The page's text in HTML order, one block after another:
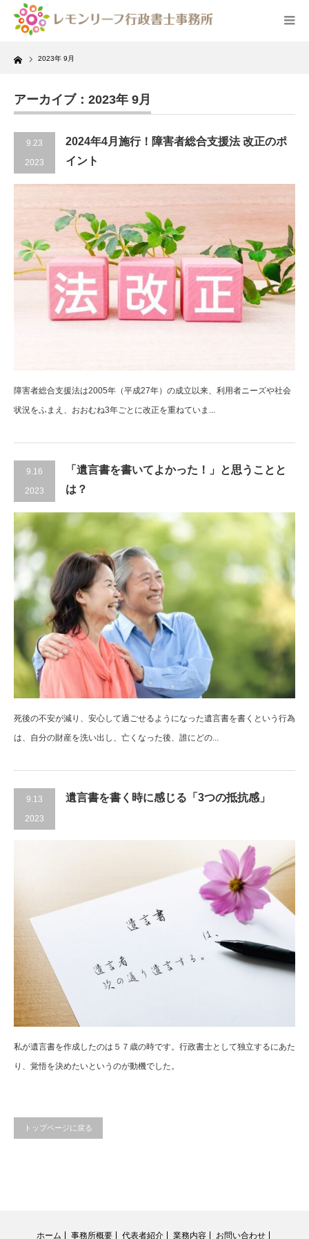
Home 2023年 9月
アーカイブ：2023年 9月
9.23
2023
2024年4月施行！障害者総合支援法 改正のポ
イント
障害者総合支援法は2005年（平成27年）の成立以来、利用者ニーズや社会
状況をふまえ、おおむね3年ごとに改正を重ねていま...
9.16
2023
「遺言書を書いてよかった！」と思うことと
は？
死後の不安が減り、安心して過ごせるようになった遺言書を書くという行為
は、自分の財産を洗い出し、亡くなった後、誰にどの...
9.13
2023
遺言書を書く時に感じる「3つの抵抗感」
私が遺言書を作成したのは５７歳の時です。行政書士として独立するにあた
り、覚悟を決めたいというのが動機でした。
トップページに戻る
ホーム 事務所概要 代表者紹介 業務内容
お問い合わせ